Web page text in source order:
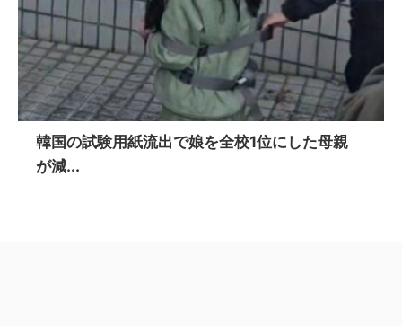
韓国の試験用紙流出で娘を全校1位にした母親
が減...